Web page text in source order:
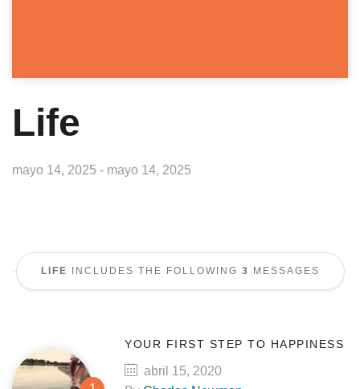
Life
mayo 14, 2025 - mayo 14, 2025
LIFE INCLUDES THE FOLLOWING 3 MESSAGES
YOUR FIRST STEP TO HAPPINESS
abril 15, 2020